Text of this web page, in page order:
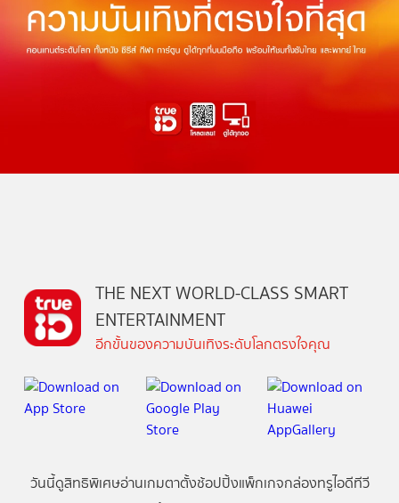
THE NEXT WORLD-CLASS SMART
ENTERTAINMENT
อีกขั้นของความบันเทิงระดับโลกตรงใจคุณ
วันนี้ดูสิทธิพิเศษอ่านเกมตาตั้งช้อปปิ้งแพ็กเกจกล่องทรูไอดีทีวี